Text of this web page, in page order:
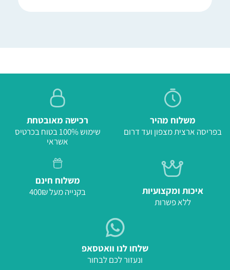
משלוח מהיר
בפריסה ארצית מצפון ועד דרום
רכישה מאובטחת
שימוש 100% בטוח בכרטיס
אשראי
איכות ומקצועיות
ללא פשרות
משלוח חינם
בקנייה מעל 400₪
שלחו לנו וואטסאפ
ונעזור לכם לבחור